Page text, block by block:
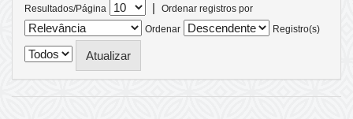
Resultados/Página |
Ordenar registros por
Ordenar
Registro(s)